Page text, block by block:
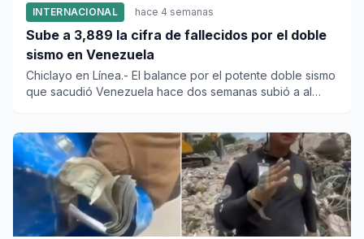
INTERNACIONAL hace 4 semanas
Sube a 3,889 la cifra de fallecidos por el doble
sismo en Venezuela
Chiclayo en Línea.- El balance por el potente doble sismo
que sacudió Venezuela hace dos semanas subió a al